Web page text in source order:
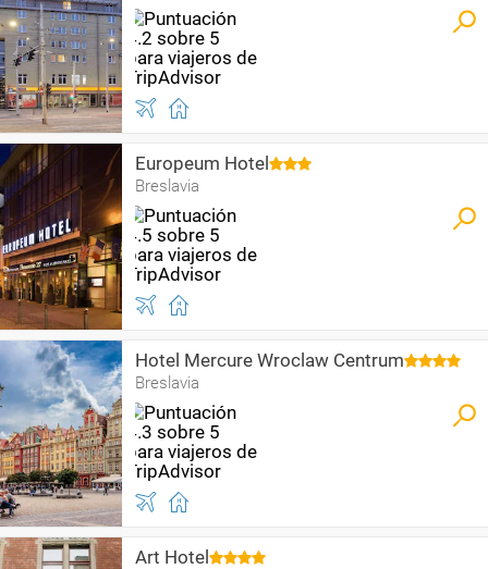
Europeum Hotel
Breslavia
Hotel Mercure Wroclaw Centrum
Breslavia
Art Hotel